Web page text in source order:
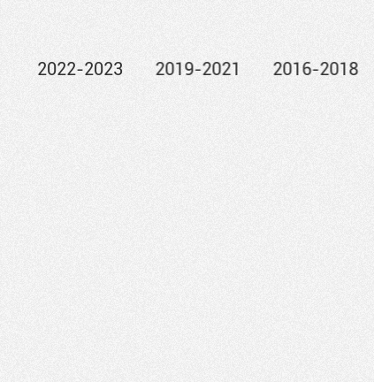
2022-2023 2019-2021 2016-2018